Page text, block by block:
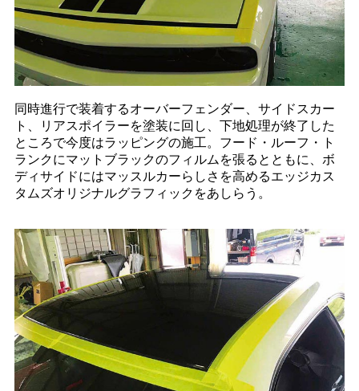
同時進行で装着するオーバーフェンダー、サイドスカー
ト、リアスポイラーを塗装に回し、下地処理が終了した
ところで今度はラッピングの施工。フード・ルーフ・ト
ランクにマットブラックのフィルムを張るとともに、ボ
ディサイドにはマッスルカーらしさを高めるエッジカス
タムズオリジナルグラフィックをあしらう。